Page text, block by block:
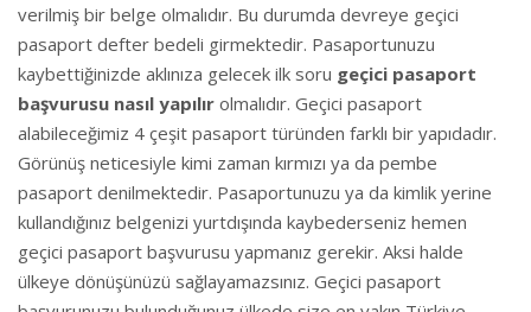
verilmiş bir belge olmalıdır. Bu durumda devreye geçici
pasaport defter bedeli girmektedir. Pasaportunuzu
kaybettiğinizde aklınıza gelecek ilk soru geçici pasaport
başvurusu nasıl yapılır olmalıdır. Geçici pasaport
alabileceğimiz 4 çeşit pasaport türünden farklı bir yapıdadır.
Görünüş neticesiyle kimi zaman kırmızı ya da pembe
pasaport denilmektedir. Pasaportunuzu ya da kimlik yerine
kullandığınız belgenizi yurtdışında kaybederseniz hemen
geçici pasaport başvurusu yapmanız gerekir. Aksi halde
ülkeye dönüşünüzü sağlayamazsınız. Geçici pasaport